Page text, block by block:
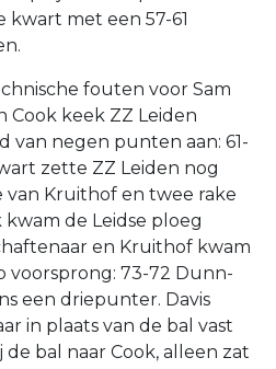
kwart met een 57-61
fouten voor Sam
Cook keek ZZ Leiden
van negen punten aan: 61-
zette ZZ Leiden nog
van Kruithof en twee rake
de Leidse ploeg
en Kruithof kwam
voorsprong: 73-72 Dunn-
een driepunter. Davis
in plaats van de bal vast
bal naar Cook, alleen zat